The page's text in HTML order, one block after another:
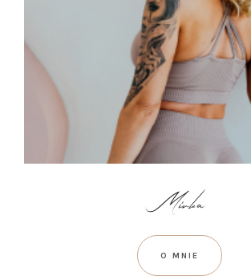
O MNIE